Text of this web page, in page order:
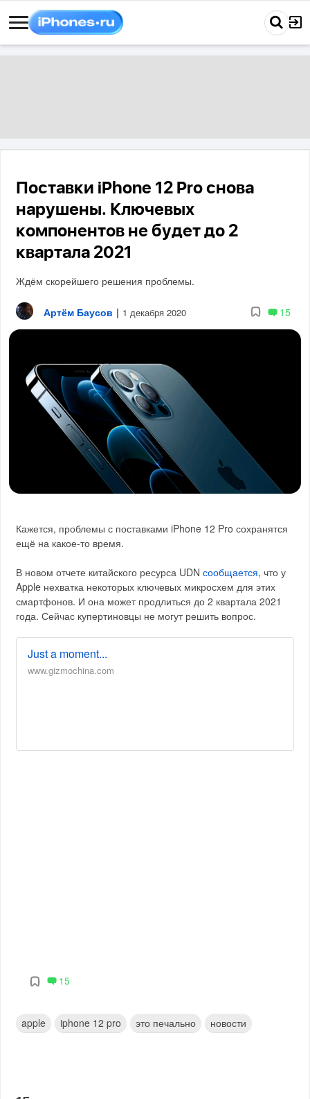
Поставки iPhone 12 Pro снова
нарушены. Ключевых
компонентов не будет до 2
квартала 2021
Ждём скорейшего решения проблемы.
Артём Баусов | 1 декабря 2020 15
Кажется, проблемы с поставками iPhone 12 Pro сохранятся
ещё на какое-то время.
В новом отчете китайского ресурса UDNсообщается, что у
Apple нехватка некоторых ключевых микросхем для этих
смартфонов. И она может продлиться до 2 квартала 2021
года. Сейчас купертиновцы не могут решить вопрос.
Just a moment...
www.gizmochina.com
15
apple iphone 12 pro это печально новости